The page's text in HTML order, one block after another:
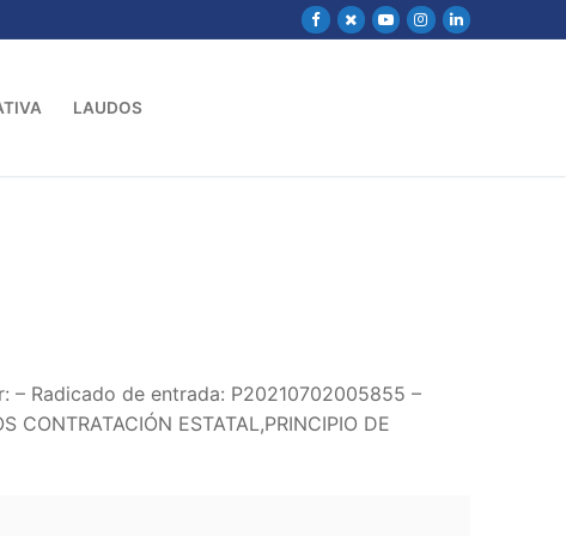
LAUDOS
– Radicado de entrada: P20210702005855 –
CONTRATACIÓN ESTATAL,PRINCIPIO DE